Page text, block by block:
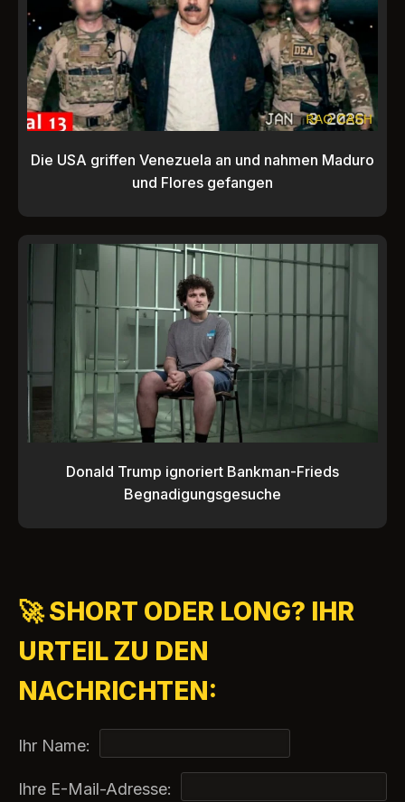
Die USA griffen Venezuela an und nahmen Maduro
und Flores gefangen
Donald Trump ignoriert Bankman-Frieds
Begnadigungsgesuche
🚀 SHORT ODER LONG? IHR
URTEIL ZU DEN
NACHRICHTEN:
Ihr Name:
Ihre E-Mail-Adresse: